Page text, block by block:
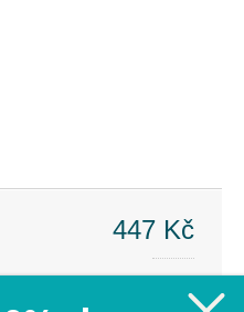
447 Kč
-552 Kč (-55%)